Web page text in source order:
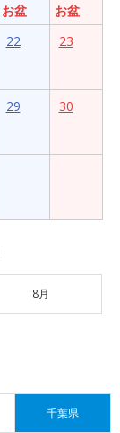
お盆
お盆
22 23
29 30
8月
千葉県